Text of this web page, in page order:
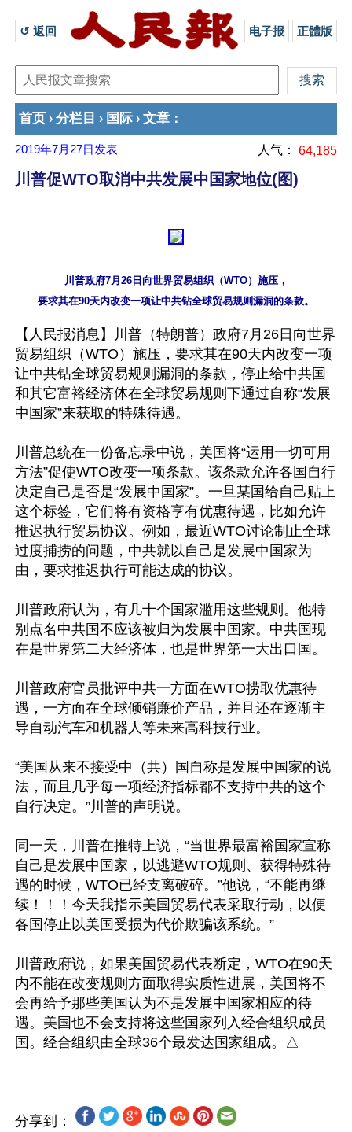
↺ 返回 电子报 正體版
首页 › 分栏目 › 国际 › 文章 ：
2019年7月27日 发表 人气： 64,185
川普促WTO取消中共发展中国家地位(图)
川普政府7月26日向世界贸易组织（WTO）施压，
【人民报消息】川普（特朗普）政府7月26日向世界
贸易组织（WTO）施压，要求其在90天内改变一项
让中共钻全球贸易规则漏洞的条款，停止给中共国
和其它富裕经济体在全球贸易规则下通过自称“发展
中国家”来获取的特殊待遇。
川普总统在一份备忘录中说，美国将“运用一切可用
方法”促使WTO改变一项条款。该条款允许各国自行
决定自己是否是“发展中国家”。一旦某国给自己贴上
这个标签，它们将有资格享有优惠待遇，比如允许
推迟执行贸易协议。例如，最近WTO讨论制止全球
过度捕捞的问题，中共就以自己是发展中国家为
由，要求推迟执行可能达成的协议。
川普政府认为，有几十个国家滥用这些规则。他特
别点名中共国不应该被归为发展中国家。中共国现
在是世界第二大经济体，也是世界第一大出口国。
川普政府官员批评中共一方面在WTO捞取优惠待
遇，一方面在全球倾销廉价产品，并且还在逐渐主
导自动汽车和机器人等未来高科技行业。
“美国从来不接受中（共）国自称是发展中国家的说
法，而且几乎每一项经济指标都不支持中共的这个
自行决定。”川普的声明说。
同一天，川普在推特上说，“当世界最富裕国家宣称
自己是发展中国家，以逃避WTO规则、获得特殊待
遇的时候，WTO已经支离破碎。”他说，“不能再继
续！！！今天我指示美国贸易代表采取行动，以便
各国停止以美国受损为代价欺骗该系统。”
川普政府说，如果美国贸易代表断定，WTO在90天
内不能在改变规则方面取得实质性进展，美国将不
会再给予那些美国认为不是发展中国家相应的待
遇。美国也不会支持将这些国家列入经合组织成员
分享到：